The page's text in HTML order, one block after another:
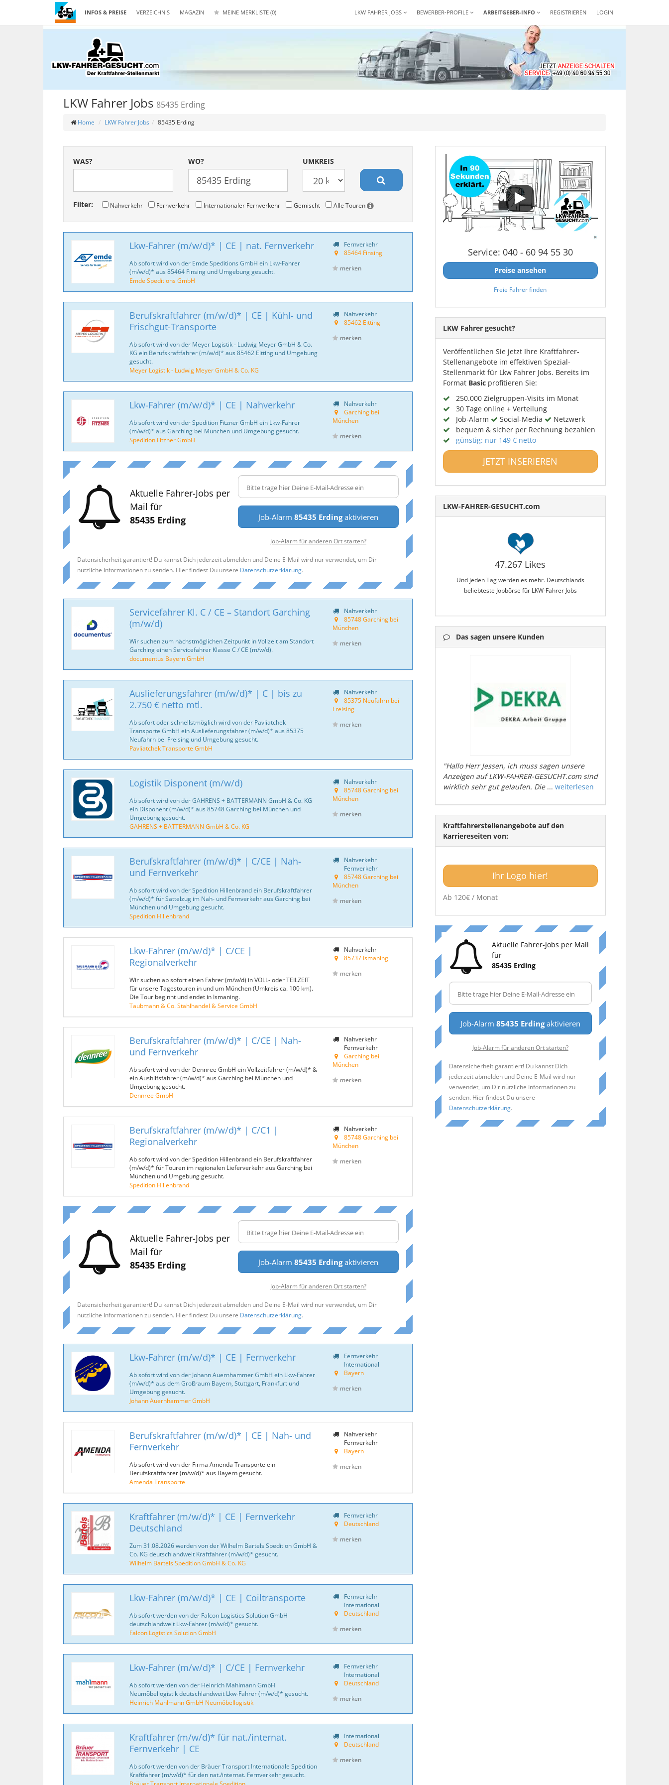
INFOS & PREISE VERZEICHNIS MAGAZIN MEINE MERKLISTE (0) REGISTRIEREN LOGIN
LKW FAHRER JOBS BEWERBER-PROFILE ARBEITGEBER-INFO
LKW Fahrer Jobs 85435 Erding
Home LKW Fahrer Jobs 85435 Erding
WAS? WO? UMKREIS
Filter: Nahverkehr Fernverkehr Internationaler Fernverkehr Gemischt Alle Touren
Lkw-Fahrer (m/w/d)* | CE | nat. Fernverkehr
Ab sofort wird von der Emde Speditions GmbH ein Lkw-Fahrer
(m/w/d)* aus 85464 Finsing und Umgebung gesucht.
Emde Speditions GmbH
Fernverkehr
85464 Finsing
merken
Berufskraftfahrer (m/w/d)* | CE | Kühl- und
Frischgut-Transporte
Ab sofort wird von der Meyer Logistik - Ludwig Meyer GmbH & Co.
KG ein Berufskraftfahrer (m/w/d)* aus 85462 Eitting und Umgebung
gesucht.
Meyer Logistik - Ludwig Meyer GmbH & Co. KG
Nahverkehr
85462 Eitting
merken
Lkw-Fahrer (m/w/d)* | CE | Nahverkehr
Ab sofort wird von der Spedition Fitzner GmbH ein Lkw-Fahrer
(m/w/d)* aus Garching bei München und Umgebung gesucht.
Spedition Fitzner GmbH
Nahverkehr
Garching bei
München
merken
Aktuelle Fahrer-Jobs per
Mail für
85435 Erding
Job-Alarm 85435 Erdingaktivieren
Job-Alarm für anderen Ort starten?
Datensicherheit garantiert! Du kannst Dich jederzeit abmelden und Deine E-Mail wird nur verwendet, um Dir
nützliche Informationen zu senden. Hier findest Du unsere Datenschutzerklärung.
Servicefahrer Kl. C / CE – Standort Garching
(m/w/d)
Wir suchen zum nächstmöglichen Zeitpunkt in Vollzeit am Standort
Garching einen Servicefahrer Klasse C / CE (m/w/d).
documentus Bayern GmbH
Nahverkehr
85748 Garching bei
München
merken
Auslieferungsfahrer (m/w/d)* | C | bis zu
2.750 € netto mtl.
Ab sofort oder schnellstmöglich wird von der Pavliatchek
Transporte GmbH ein Auslieferungsfahrer (m/w/d)* aus 85375
Neufahrn bei Freising und Umgebung gesucht.
Pavliatchek Transporte GmbH
Nahverkehr
85375 Neufahrn bei
Freising
merken
Logistik Disponent (m/w/d)
Ab sofort wird von der GAHRENS + BATTERMANN GmbH & Co. KG
ein Disponent (m/w/d)* aus 85748 Garching bei München und
Umgebung gesucht.
GAHRENS + BATTERMANN GmbH & Co. KG
Nahverkehr
85748 Garching bei
München
merken
Berufskraftfahrer (m/w/d)* | C/CE | Nah-
und Fernverkehr
Ab sofort wird von der Spedition Hillenbrand ein Berufskraftfahrer
(m/w/d)* für Sattelzug im Nah- und Fernverkehr aus Garching bei
München und Umgebung gesucht.
Spedition Hillenbrand
Nahverkehr
Fernverkehr
85748 Garching bei
München
merken
Lkw-Fahrer (m/w/d)* | C/CE |
Regionalverkehr
Wir suchen ab sofort einen Fahrer (m/w/d) in VOLL- oder TEILZEIT
für unsere Tagestouren in und um München (Umkreis ca. 100 km).
Die Tour beginnt und endet in Ismaning.
Taubmann & Co. Stahlhandel & Service GmbH
Nahverkehr
85737 Ismaning
merken
Berufskraftfahrer (m/w/d)* | C/CE | Nah-
und Fernverkehr
Ab sofort wird von der Dennree GmbH ein Vollzeitfahrer (m/w/d)* &
ein Aushilfsfahrer (m/w/d)* aus Garching bei München und
Umgebung gesucht.
Dennree GmbH
Nahverkehr
Fernverkehr
Garching bei
München
merken
Berufskraftfahrer (m/w/d)* | C/C1 |
Regionalverkehr
Ab sofort wird von der Spedition Hillenbrand ein Berufskraftfahrer
(m/w/d)* für Touren im regionalen Lieferverkehr aus Garching bei
München und Umgebung gesucht.
Spedition Hillenbrand
Nahverkehr
85748 Garching bei
München
merken
Aktuelle Fahrer-Jobs per
Mail für
85435 Erding
Job-Alarm 85435 Erdingaktivieren
Job-Alarm für anderen Ort starten?
Datensicherheit garantiert! Du kannst Dich jederzeit abmelden und Deine E-Mail wird nur verwendet, um Dir
nützliche Informationen zu senden. Hier findest Du unsere Datenschutzerklärung.
Lkw-Fahrer (m/w/d)* | CE | Fernverkehr
Ab sofort wird von der Johann Auernhammer GmbH ein Lkw-Fahrer
(m/w/d)* aus dem Großraum Bayern, Stuttgart, Frankfurt und
Umgebung gesucht.
Johann Auernhammer GmbH
Fernverkehr
International
Bayern
merken
Berufskraftfahrer (m/w/d)* | CE | Nah- und
Fernverkehr
Ab sofort wird von der Firma Amenda Transporte ein
Berufskraftfahrer (m/w/d)* aus Bayern gesucht.
Amenda Transporte
Nahverkehr
Fernverkehr
Bayern
merken
Kraftfahrer (m/w/d)* | CE | Fernverkehr
Deutschland
Zum 31.08.2026 werden von der Wilhelm Bartels Spedition GmbH &
Co. KG deutschlandweit Kraftfahrer (m/w/d)* gesucht.
Wilhelm Bartels Spedition GmbH & Co. KG
Fernverkehr
Deutschland
merken
Lkw-Fahrer (m/w/d)* | CE | Coiltransporte
Ab sofort werden von der Falcon Logistics Solution GmbH
deutschlandweit Lkw-Fahrer (m/w/d)* gesucht.
Falcon Logistics Solution GmbH
Fernverkehr
International
Deutschland
merken
Lkw-Fahrer (m/w/d)* | C/CE | Fernverkehr
Ab sofort werden von der Heinrich Mahlmann GmbH
Neumöbellogistik deutschlandweit Lkw-Fahrer (m/w/d)* gesucht.
Heinrich Mahlmann GmbH Neumöbellogistik
Fernverkehr
International
Deutschland
merken
Kraftfahrer (m/w/d)* für nat./internat.
Fernverkehr | CE
Ab sofort werden von der Bräuer Transport Internationale Spedition
Kraftfahrer (m/w/d)* für den nat./internat. Fernverkehr gesucht.
International
Deutschland
merken
Service: 040 - 60 94 55 30
Preise ansehen
Freie Fahrer finden
LKW Fahrer gesucht?
Veröffentlichen Sie jetzt Ihre Kraftfahrer-
Stellenangebote im effektiven Spezial-
Stellenmarkt für Lkw Fahrer Jobs. Bereits im
Format Basicprofitieren Sie:
250.000 Zielgruppen-Visits im Monat
30 Tage online + Verteilung
Job-Alarm
Social-Media
Netzwerk
bequem & sicher per Rechnung bezahlen
günstig: nur 149 € netto
JETZT INSERIEREN
LKW-FAHRER-GESUCHT.com
47.267 Likes
Und jeden Tag werden es mehr. Deutschlands
beliebteste Jobbörse für LKW-Fahrer Jobs
Das sagen unsere Kunden
"Hallo Herr Jessen, ich muss sagen unsere
Anzeigen auf LKW-FAHRER-GESUCHT.com sind
wirklich sehr gut gelaufen. Die... weiterlesen
Kraftfahrerstellenangebote auf den
Karriereseiten von:
Ihr Logo hier!
Ab 120€ / Monat
Aktuelle Fahrer-Jobs per Mail
für
85435 Erding
Job-Alarm 85435 Erdingaktivieren
Job-Alarm für anderen Ort starten?
Datensicherheit garantiert! Du kannst Dich
jederzeit abmelden und Deine E-Mail wird nur
verwendet, um Dir nützliche Informationen zu
senden. Hier findest Du unsere
Datenschutzerklärung.